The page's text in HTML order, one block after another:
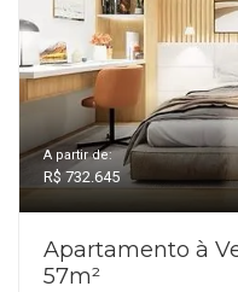
A partir de:
R$ 732.645
Apartamento à
57m²